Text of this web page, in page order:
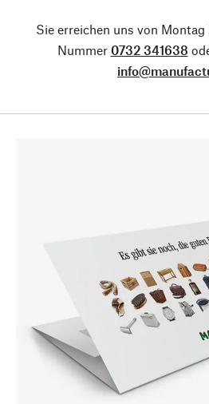
Sie erreichen uns von
Nummer 0732 341638